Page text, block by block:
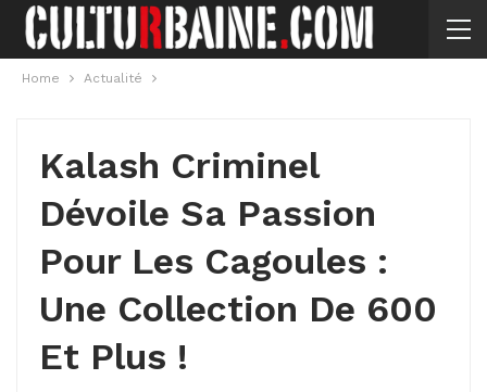
Home Actualité
Kalash Criminel
Dévoile Sa Passion
Pour Les Cagoules :
Une Collection De 600
Et Plus !